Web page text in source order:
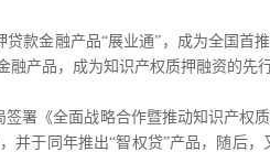
款金融产品“展业通”，成为全国首
产品，成为知识产权质押融资的先行
《全面战略合作暨推动知识产权质
于同年推出“智权贷”产品，随后，